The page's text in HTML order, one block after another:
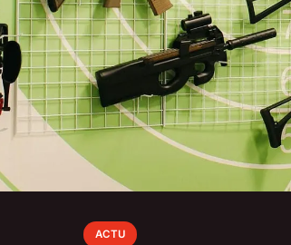
ACTU